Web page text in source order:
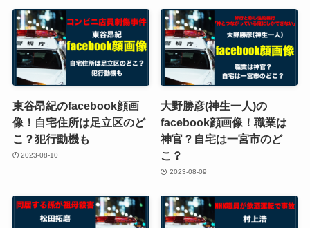
東谷昂紀のfacebook顔画
像！自宅住所は足立区のど
こ？犯行動機も
2023-08-10
大野勝彦(神生一人)の
facebook顔画像！職業は
神官？自宅は一宮市のど
こ？
2023-08-09